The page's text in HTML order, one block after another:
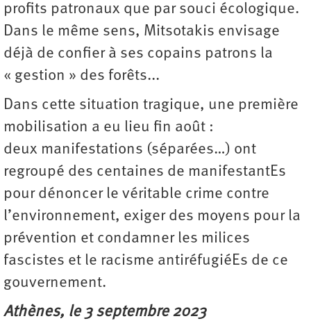
profits patronaux que par souci écologique.
Dans le même sens, Mitsotakis envisage
déjà de confier à ses copains patrons la
« gestion » des forêts...
Dans cette situation tragique, une première
mobilisation a eu lieu fin août :
deux manifestations (séparées…) ont
regroupé des centaines de manifestantEs
pour dénoncer le véritable crime contre
l’environnement, exiger des moyens pour la
prévention et condamner les milices
fascistes et le racisme antiréfugiéEs de ce
gouvernement.
Athènes, le 3 septembre 2023